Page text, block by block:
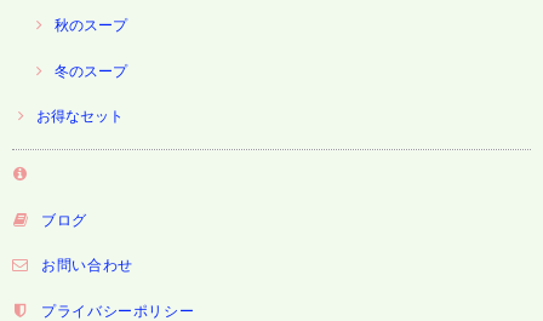
秋のスープ
冬のスープ
お得なセット
ブログ
お問い合わせ
プライバシーポリシー